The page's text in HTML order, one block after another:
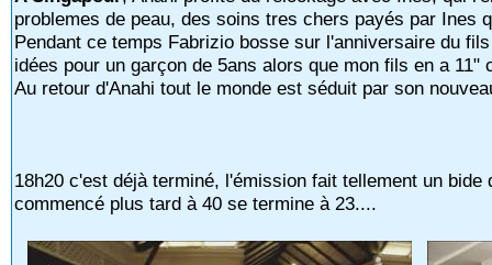
problemes de peau, des soins tres chers payés par Ines
Pendant ce temps Fabrizio bosse sur l'anniversaire du
idées pour un garçon de 5ans alors que mon fils en a 11"
Au retour d'Anahi tout le monde est séduit par son
18h20 c'est déjà terminé, l'émission fait tellement un
commencé plus tard à 40 se termine à 23....